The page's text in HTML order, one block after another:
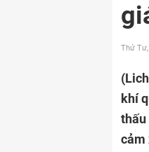
Thứ
khí
thấu
cảm